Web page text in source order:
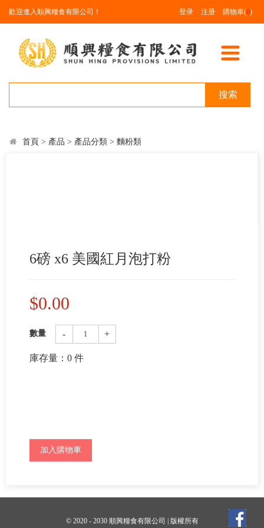
歡迎進入順興糧食有限公司！ 登录 注册 購物車(0)
搜索
首頁> 產品 > 產品分類> 麵粉類
6磅 x6 美國紅月泡打粉
$0.00
數量 - +
庫存量： 0件
加入購物車
© 2020 - 2030 順興糧食有限公司 | 版權所有